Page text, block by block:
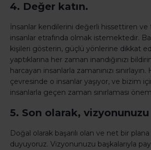
4. Değer katın.
İnsanlar kendilerini değerli hissettiren ve
insanlar etrafında olmak istemektedir.
kişileri gösterin, güçlü yönlerine dikkat
yaptıklarına her zaman inandığınızı
harcayan insanlarla zamanınızı
çevresinde o insanlar yaşıyor, ve bizim
insanlarla geçen zaman sınırlaması
5. Son olarak,
Doğal olarak başarılı olan ve net bir
duyuyoruz. Vizyonunuzu başkalarıyla